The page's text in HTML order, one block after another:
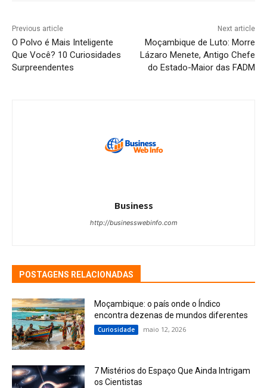
Previous article
O Polvo é Mais Inteligente
Que Você? 10 Curiosidades
Surpreendentes
Next article
Moçambique de Luto: Morre
Lázaro Menete, Antigo Chefe
do Estado-Maior das FADM
Business
http://businesswebinfo.com
POSTAGENS RELACIONADAS
Moçambique: o país onde o Índico
encontra dezenas de mundos diferentes
Curiosidade maio 12, 2026
7 Mistérios do Espaço Que Ainda Intrigam
os Cientistas